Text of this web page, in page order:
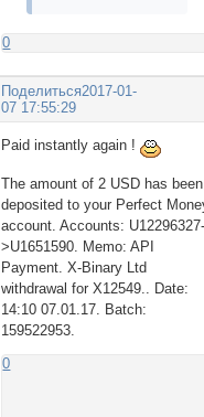
0
Поделиться2017-01-
07 17:55:29
Paid instantly again !
The amount of 2 USD has been
deposited to your Perfect
account. Accounts:
>U1651590. Memo: API
Payment. X-Binary Ltd
withdrawal for X12549.. Date:
14:10 07.01.17. Batch:
159522953.
0